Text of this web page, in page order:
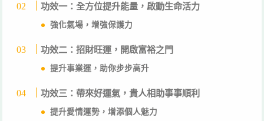
功效一：全方位提升能量，啟動生命活力
強化氣場，增強保護力
功效二：招財旺運，開啟富裕之門
提升事業運，助你步步高升
功效三：帶來好運氣，貴人相助事事順利
提升愛情運勢，增添個人魅力